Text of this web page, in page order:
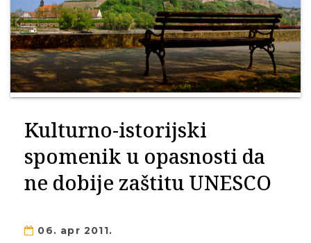
Kulturno-istorijski
spomenik u opasnosti da
ne dobije zaštitu UNESCO
06. apr 2011.